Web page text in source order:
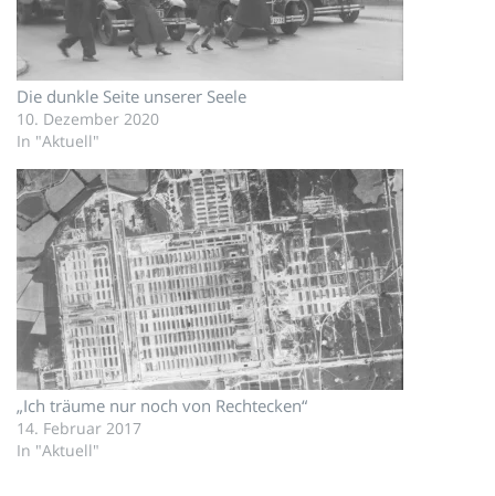
Die dunkle Seite unserer Seele
10. Dezember 2020
In "Aktuell"
„Ich träume nur noch von Rechtecken“
14. Februar 2017
In "Aktuell"